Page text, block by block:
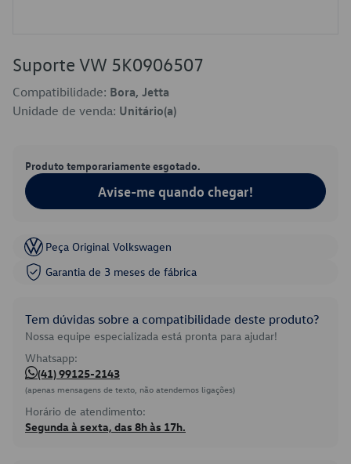
Suporte VW 5K0906507
Compatibilidade: Bora, Jetta
Unidade de venda: Unitário(a)
Produto temporariamente esgotado.
Avise-me quando chegar!
Peça Original Volkswagen
Garantia de 3 meses de fábrica
Tem dúvidas sobre a compatibilidade deste produto?
Nossa equipe especializada está pronta para ajudar!
Whatsapp:
(41) 99125-2143
(apenas mensagens de texto, não atendemos ligações)
Horário de atendimento:
Segunda à sexta, das 8h às 17h.